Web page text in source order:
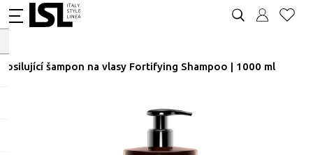
Posilující šampon na vlasy Fortifying Shampoo | 1000 ml